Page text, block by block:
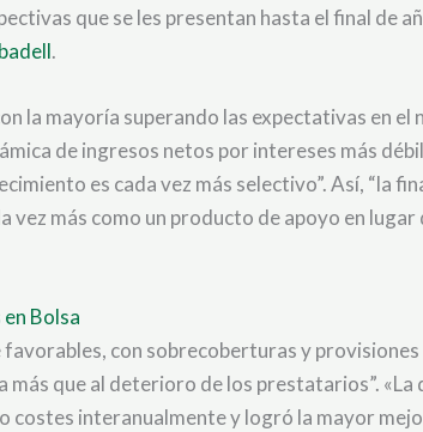
que se les presentan hasta el final de
.
la mayoría superando las expectativas en
de ingresos netos por intereses más
es cada vez más selectivo”. Así, “la
más como un producto de apoyo en
Bolsa
con sobrecoberturas y
que al deterioro de los prestatarios”.
costes interanualmente y logró la mayor